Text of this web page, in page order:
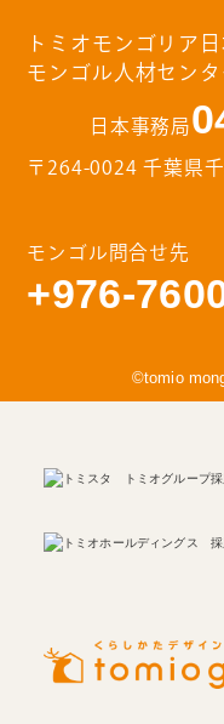
トミオモンゴリア
モンゴル人材センタ
日本事務局
〒264-0024 千葉県
モンゴル問合せ先
+976-
©tomio